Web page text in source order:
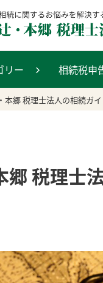
リー 相続税申
本郷 税理士法人の相続ガ
郷 税理士